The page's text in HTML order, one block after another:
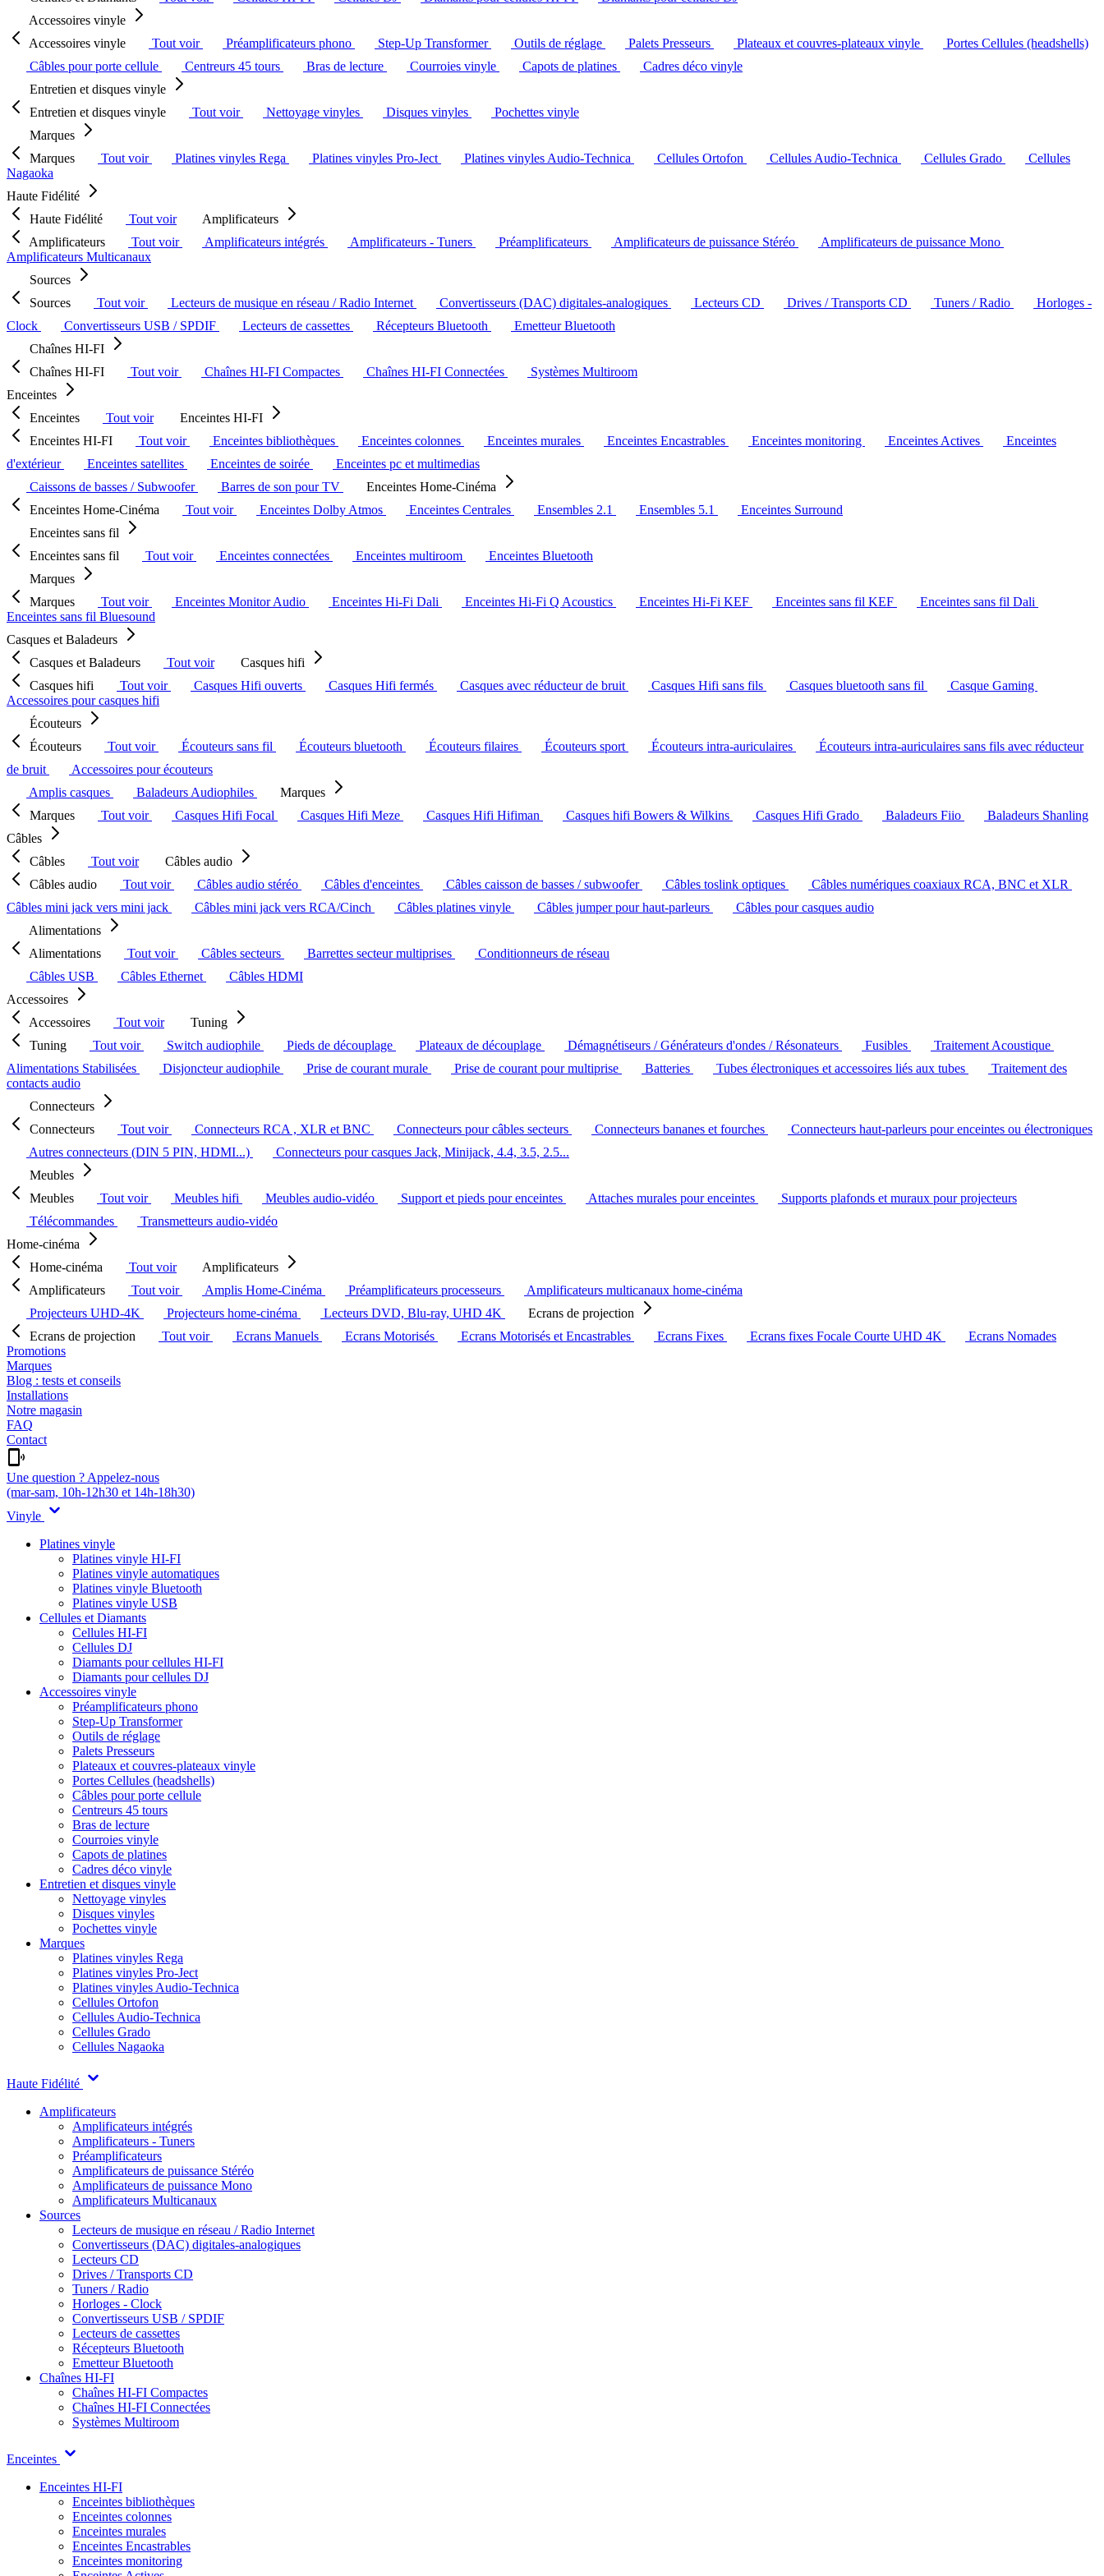
Accessoires vinyle
Accessoires vinyle
Tout voir Préamplificateurs phono Step-Up Transformer Outils de réglage Palets Presseurs Plateaux et couvres-plateaux vinyle
Portes Cellules (headshells)
Câbles pour porte cellule
Centreurs 45 tours Bras de lecture Courroies vinyle Capots de platines
Cadres déco vinyle
Entretien et disques vinyle
Entretien et disques vinyle
Tout voir Nettoyage vinyles Disques vinyles
Pochettes vinyle
Marques
Marques
Tout voir Platines vinyles Rega Platines vinyles Pro-Ject Platines vinyles Audio-Technica Cellules Ortofon Cellules Audio-Technica Cellules Grado
Cellules
Nagaoka
Haute Fidélité
Haute Fidélité
Tout voir
Amplificateurs
Amplificateurs
Tout voir Amplificateurs intégrés Amplificateurs - Tuners Préamplificateurs Amplificateurs de puissance Stéréo
Amplificateurs de puissance Mono
Amplificateurs Multicanaux
Sources
Sources
Tout voir Lecteurs de musique en réseau / Radio Internet Convertisseurs (DAC) digitales-analogiques Lecteurs CD Drives / Transports CD Tuners / Radio
Horloges -
Clock
Convertisseurs USB / SPDIF Lecteurs de cassettes Récepteurs Bluetooth
Emetteur Bluetooth
Chaînes HI-FI
Chaînes HI-FI
Tout voir Chaînes HI-FI Compactes Chaînes HI-FI Connectées
Systèmes Multiroom
Enceintes
Enceintes
Tout voir
Enceintes HI-FI
Enceintes HI-FI
Tout voir Enceintes bibliothèques Enceintes colonnes Enceintes murales Enceintes Encastrables Enceintes monitoring Enceintes Actives
Enceintes
d'extérieur
Enceintes satellites Enceintes de soirée
Enceintes pc et multimedias
Caissons de basses / Subwoofer
Barres de son pour TV
Enceintes Home-Cinéma
Enceintes Home-Cinéma
Tout voir Enceintes Dolby Atmos Enceintes Centrales Ensembles 2.1 Ensembles 5.1
Enceintes Surround
Enceintes sans fil
Enceintes sans fil
Tout voir Enceintes connectées Enceintes multiroom
Enceintes Bluetooth
Marques
Marques
Tout voir Enceintes Monitor Audio Enceintes Hi-Fi Dali Enceintes Hi-Fi Q Acoustics Enceintes Hi-Fi KEF Enceintes sans fil KEF
Enceintes sans fil Dali
Enceintes sans fil Bluesound
Casques et Baladeurs
Casques et Baladeurs
Tout voir
Casques hifi
Casques hifi
Tout voir Casques Hifi ouverts Casques Hifi fermés Casques avec réducteur de bruit Casques Hifi sans fils Casques bluetooth sans fil
Casque Gaming
Accessoires pour casques hifi
Écouteurs
Écouteurs
Tout voir Écouteurs sans fil Écouteurs bluetooth Écouteurs filaires Écouteurs sport Écouteurs intra-auriculaires
Écouteurs intra-auriculaires sans fils avec réducteur
de bruit
Accessoires pour écouteurs
Amplis casques
Baladeurs Audiophiles
Marques
Marques
Tout voir Casques Hifi Focal Casques Hifi Meze Casques Hifi Hifiman Casques hifi Bowers & Wilkins Casques Hifi Grado Baladeurs Fiio
Baladeurs Shanling
Câbles
Câbles
Tout voir
Câbles audio
Câbles audio
Tout voir Câbles audio stéréo Câbles d'enceintes Câbles caisson de basses / subwoofer Câbles toslink optiques
Câbles numériques coaxiaux RCA, BNC et XLR
Câbles mini jack vers mini jack
Câbles mini jack vers RCA/Cinch Câbles platines vinyle Câbles jumper pour haut-parleurs
Câbles pour casques audio
Alimentations
Alimentations
Tout voir Câbles secteurs Barrettes secteur multiprises
Conditionneurs de réseau
Câbles USB
Câbles Ethernet
Câbles HDMI
Accessoires
Accessoires
Tout voir
Tuning
Tuning
Tout voir Switch audiophile Pieds de découplage Plateaux de découplage Démagnétiseurs / Générateurs d'ondes / Résonateurs Fusibles
Traitement Acoustique
Alimentations Stabilisées
Disjoncteur audiophile Prise de courant murale Prise de courant pour multiprise Batteries Tubes électroniques et accessoires liés aux tubes
Traitement des
contacts audio
Connecteurs
Connecteurs
Tout voir Connecteurs RCA , XLR et BNC Connecteurs pour câbles secteurs Connecteurs bananes et fourches
Connecteurs haut-parleurs pour enceintes ou électroniques
Autres connecteurs (DIN 5 PIN, HDMI...)
Connecteurs pour casques Jack, Minijack, 4.4, 3.5, 2.5...
Meubles
Meubles
Tout voir Meubles hifi Meubles audio-vidéo Support et pieds pour enceintes Attaches murales pour enceintes
Supports plafonds et muraux pour projecteurs
Télécommandes
Transmetteurs audio-vidéo
Home-cinéma
Home-cinéma
Tout voir
Amplificateurs
Amplificateurs
Tout voir Amplis Home-Cinéma Préamplificateurs processeurs
Amplificateurs multicanaux home-cinéma
Projecteurs UHD-4K
Projecteurs home-cinéma Lecteurs DVD, Blu-ray, UHD 4K
Ecrans de projection
Ecrans de projection
Tout voir Ecrans Manuels Ecrans Motorisés Ecrans Motorisés et Encastrables Ecrans Fixes Ecrans fixes Focale Courte UHD 4K
Ecrans Nomades
Promotions
Marques
Blog : tests et conseils
Installations
Notre magasin
FAQ
Contact
Une question ? Appelez-nous
(mar-sam, 10h-12h30 et 14h-18h30)
Vinyle
Platines vinyle
Platines vinyle HI-FI
Platines vinyle automatiques
Platines vinyle Bluetooth
Platines vinyle USB
Cellules et Diamants
Cellules HI-FI
Cellules DJ
Diamants pour cellules HI-FI
Diamants pour cellules DJ
Accessoires vinyle
Préamplificateurs phono
Step-Up Transformer
Outils de réglage
Palets Presseurs
Plateaux et couvres-plateaux vinyle
Portes Cellules (headshells)
Câbles pour porte cellule
Centreurs 45 tours
Bras de lecture
Courroies vinyle
Capots de platines
Cadres déco vinyle
Entretien et disques vinyle
Nettoyage vinyles
Disques vinyles
Pochettes vinyle
Marques
Platines vinyles Rega
Platines vinyles Pro-Ject
Platines vinyles Audio-Technica
Cellules Ortofon
Cellules Audio-Technica
Cellules Grado
Cellules Nagaoka
Haute Fidélité
Amplificateurs
Amplificateurs intégrés
Amplificateurs - Tuners
Préamplificateurs
Amplificateurs de puissance Stéréo
Amplificateurs de puissance Mono
Amplificateurs Multicanaux
Sources
Lecteurs de musique en réseau / Radio Internet
Convertisseurs (DAC) digitales-analogiques
Lecteurs CD
Drives / Transports CD
Tuners / Radio
Horloges - Clock
Convertisseurs USB / SPDIF
Lecteurs de cassettes
Récepteurs Bluetooth
Emetteur Bluetooth
Chaînes HI-FI
Chaînes HI-FI Compactes
Chaînes HI-FI Connectées
Systèmes Multiroom
Enceintes
Enceintes HI-FI
Enceintes bibliothèques
Enceintes colonnes
Enceintes murales
Enceintes Encastrables
Enceintes monitoring